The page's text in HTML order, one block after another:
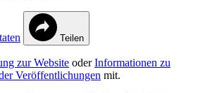
Teilen
zur Website oderInformationen zu
Veröffentlichungen mit.